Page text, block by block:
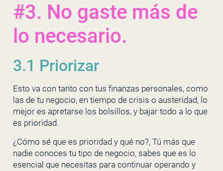
#3. No gaste más de
lo necesario.
3.1 Priorizar
Esto va con tanto con tus finanzas personales, como
las de tu negocio, en tiempo de crisis o austeridad, lo
mejor es apretarse los bolsillos, y bajar todo a lo que
es prioridad.
¿Cómo sé que es prioridad y qué no?, Tú más que
nadie conoces tu tipo de negocio, sabes que es lo
esencial que necesitas para continuar operando y